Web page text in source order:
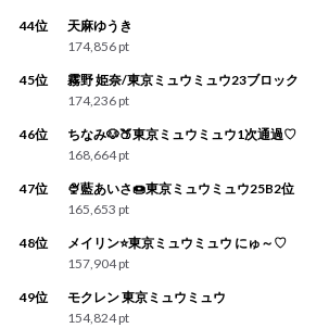
44位
天麻ゆうき
174,856 pt
45位
霧野 姫奈/東京ミュウミュウ23ブロック
174,236 pt
46位
ちなみ🐶🍑東京ミュウミュウ1次通過♡
168,664 pt
47位
🍨藍あいさ🍩東京ミュウミュウ25B2位
165,653 pt
48位
メイリン⭐️東京ミュウミュウ にゅ～♡
157,904 pt
49位
モクレン 東京ミュウミュウ
154,824 pt